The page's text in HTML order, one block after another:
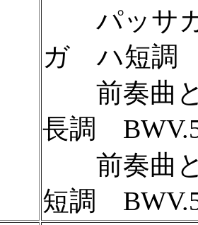
パッサカ
ガ ハ短調
前奏曲
長調
前奏曲
短調